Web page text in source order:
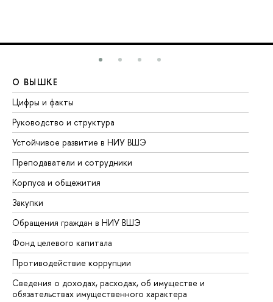
О ВЫШКЕ
Цифры и факты
Руководство и структура
Устойчивое развитие в НИУ ВШЭ
Преподаватели и сотрудники
Корпуса и общежития
Закупки
Обращения граждан в НИУ ВШЭ
Фонд целевого капитала
Противодействие коррупции
Сведения о доходах, расходах, об имуществе и
обязательствах имущественного характера